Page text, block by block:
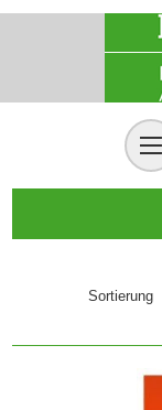
Sortierung